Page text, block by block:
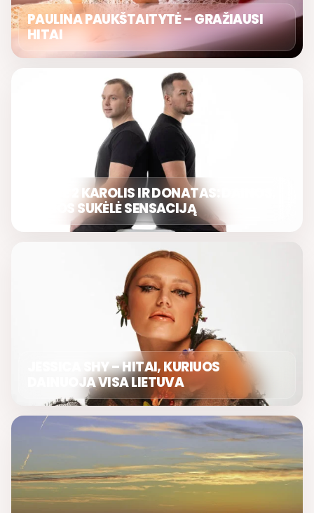
PAULINA PAUKŠTAITYTĖ – GRAŽIAUSI
HITAI
GRUPĖ 2 KAROLIS IR DONATAS: DAINOS,
KURIOS SUKĖLĖ SENSACIJĄ
JESSICA SHY – HITAI, KURIUOS
DAINUOJA VISA LIETUVA